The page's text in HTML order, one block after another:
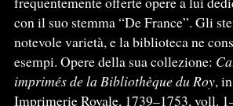
con il suo stemma “De France”. Gli
notevole varietà, e la biblioteca ne
esempi. Opere della sua collezione:
imprimés de la Bibliothèque du Roy,
Imprimerie Royale, 1739–1753, voll.